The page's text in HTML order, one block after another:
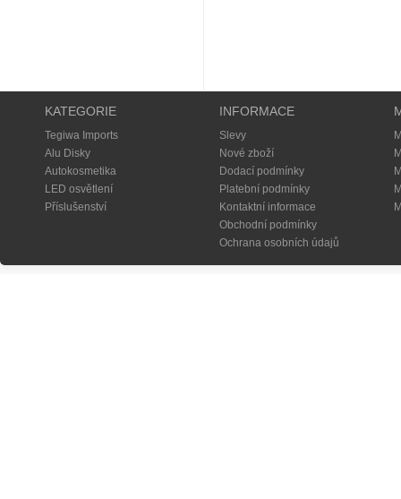
KATEGORIE
Tegiwa Imports
Alu Disky
Autokosmetika
LED osvětlení
Příslušenství
INFORMACE
Slevy
Nové zboží
Dodací podmínky
Platební podmínky
Kontaktní informace
Obchodní podmínky
Ochrana osobních údajů